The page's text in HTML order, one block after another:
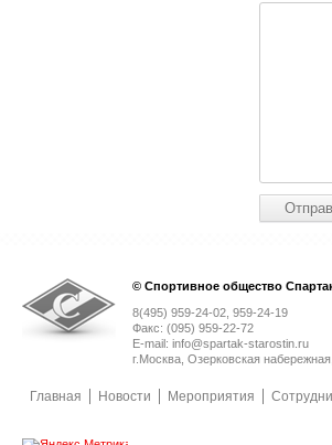
© Спортивное общество
8(495) 959-24-02, 959-24-19
Факс: (095) 959-22-72
E-mail: info@spartak-starostin.ru
г.Москва, Озерковская
Главная Новости Мероприятия